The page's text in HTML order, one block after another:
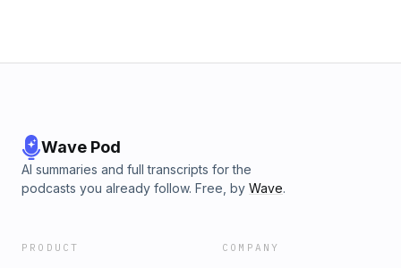
holding approximately 10 titles at various corporations and
incorporated associations both domestically and
internationally. He stopped going to high school and
Wave Pod
AI summaries and full transcripts for the
podcasts you already follow. Free, by Wave.
PRODUCT COMPANY